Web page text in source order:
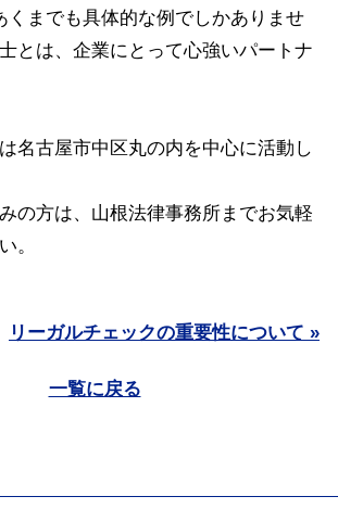
くまでも具体的な例でしかありませ
とは、企業にとって心強いパートナ
名古屋市中区丸の内を中心に活動し
の方は、山根法律事務所までお気軽
。
リーガルチェックの重要性について »
一覧に戻る